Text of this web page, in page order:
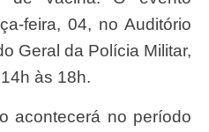
feira, 04, no Auditório
Geral da Polícia Militar,
às 18h.